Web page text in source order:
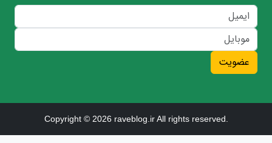
عضویت
Copyright © 2026 raveblog.ir All rights reserved.